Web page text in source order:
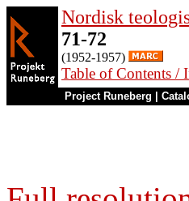
Nordisk
71-72
(1952-1957)
Table of Contents /
Project Runeberg